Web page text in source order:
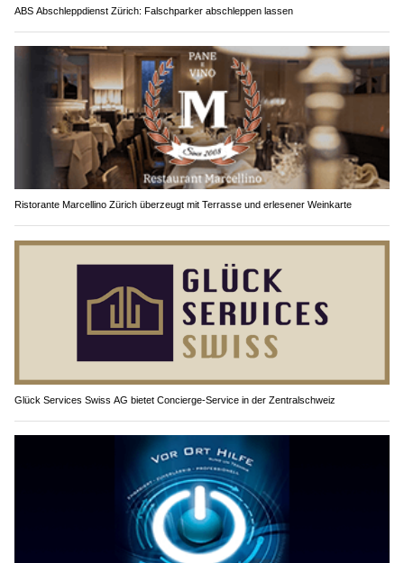
ABS Abschleppdienst Zürich: Falschparker abschleppen lassen
Ristorante Marcellino Zürich überzeugt mit Terrasse und erlesener Weinkarte
Glück Services Swiss AG bietet Concierge-Service in der Zentralschweiz